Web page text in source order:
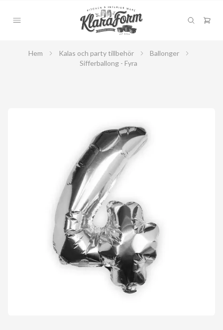
Hem Kalas och party tillbehör
Ballonger
Sifferballong - Fyra